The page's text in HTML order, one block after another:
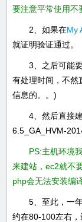
要注意平常使用不
2、如果在My
就证明验证通过。
3、之后可能
有处理时间，不然
信息的。。)
4、然后直接
6.5_GA_HVM-
PS:主机环境
来建站，ec2就不
php会无法安装编
5、至此，一
约在80-100左右，